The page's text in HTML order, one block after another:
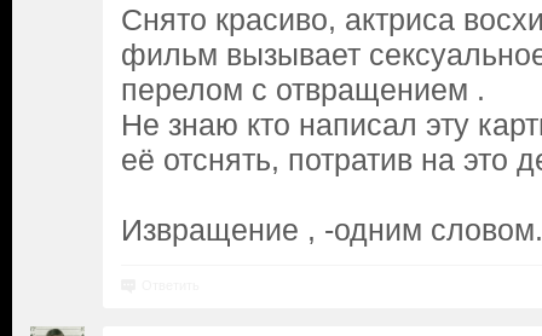
Снято красиво, актриса
фильм вызывает
перелом с отвращением .
Не знаю кто написал эту
её отснять, потратив на это
Извращение , -одним